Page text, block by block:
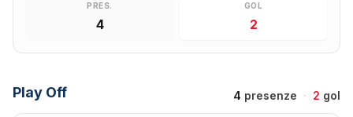
PRES.
4
GOL
2
Play Off 4 presenze · 2 gol